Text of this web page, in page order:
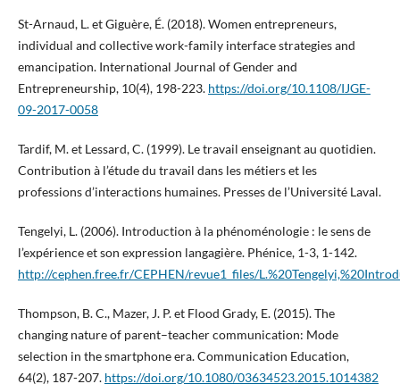
St-Arnaud, L. et Giguère, É. (2018). Women entrepreneurs,
individual and collective work-family interface strategies and
emancipation. International Journal of Gender and
Entrepreneurship, 10(4), 198-223. https://doi.org/10.1108/IJGE-
09-2017-0058
Tardif, M. et Lessard, C. (1999). Le travail enseignant au quotidien.
Contribution à l’étude du travail dans les métiers et les
professions d’interactions humaines. Presses de l’Université Laval.
Tengelyi, L. (2006). Introduction à la phénoménologie : le sens de
l’expérience et son expression langagière. Phénice, 1-3, 1-142.
http://cephen.free.fr/CEPHEN/revue1_files/
Thompson, B. C., Mazer, J. P. et Flood Grady, E. (2015). The
changing nature of parent–teacher communication: Mode
selection in the smartphone era. Communication Education,
64(2), 187-207. https://doi.org/10.1080/03634523.2015.1014382